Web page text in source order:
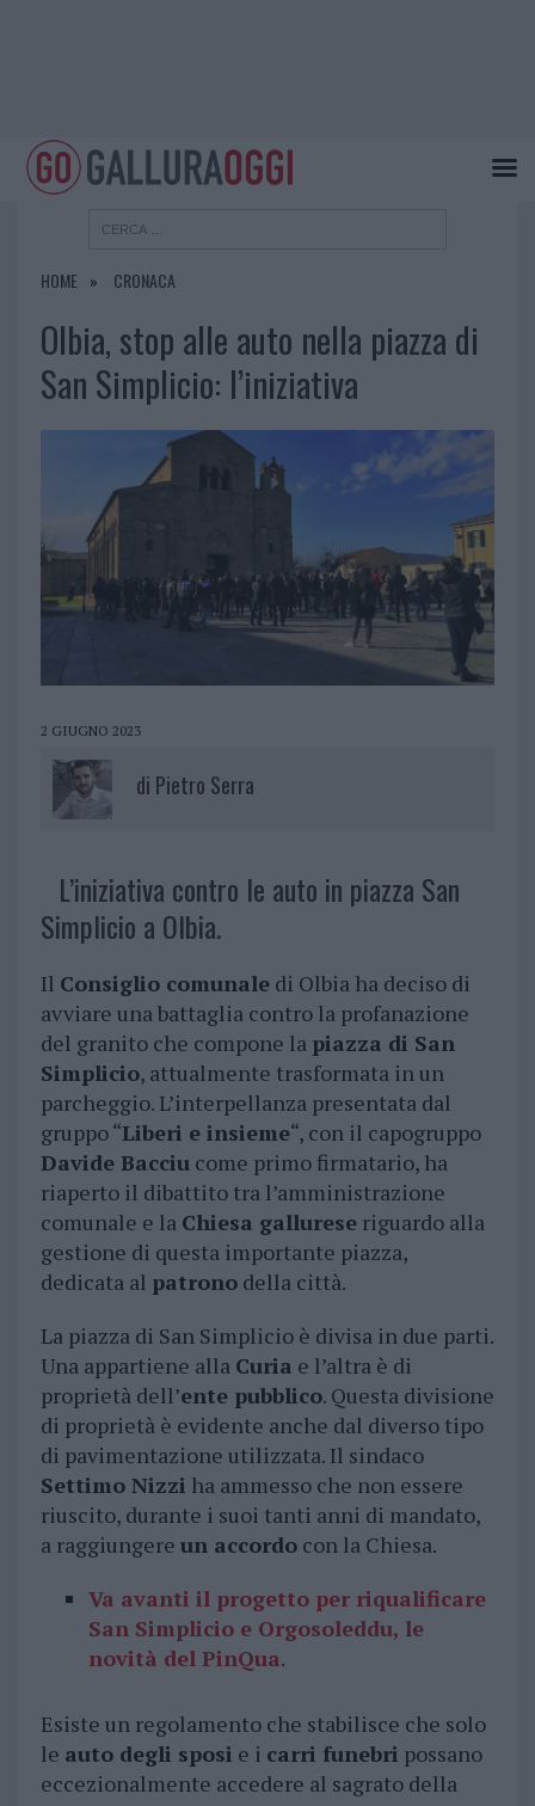
HOME CRONACA
Olbia, stop alle auto nella piazza di
San Simplicio: l’iniziativa
2 GIUGNO 2023
di Pietro Serra
L’iniziativa contro le auto in piazza San
Simplicio a Olbia.
Il Consiglio comunaledi Olbia ha deciso di
avviare una battaglia contro la profanazione
del granito che compone la piazza di San
Simplicio, attualmente trasformata in un
parcheggio. L’interpellanza presentata dal
gruppo “Liberi e insieme“, con il capogruppo
Davide Bacciucome primo firmatario, ha
riaperto il dibattito tra l’amministrazione
comunale e la Chiesa gallureseriguardo alla
gestione di questa importante piazza,
dedicata al patronodella città.
La piazza di San Simplicio è divisa in due parti.
Una appartiene alla Curia e l’altra è di
proprietà dell’ente pubblico. Questa divisione
di proprietà è evidente anche dal diverso tipo
di pavimentazione utilizzata. Il sindaco
Settimo Nizzi ha ammesso che non essere
riuscito, durante i suoi tanti anni di mandato,
a raggiungere un accordocon la Chiesa.
Va avanti il progetto per riqualificare
San Simplicio e Orgosoleddu, le
novità del PinQua.
Esiste un regolamento che stabilisce che solo
le auto degli sposi e i carri funebri possano
eccezionalmente accedere al sagrato della